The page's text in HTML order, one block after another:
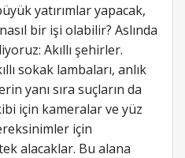
yatırımlar yapacak,
bir işi olabilir? Aslında
Akıllı şehirler.
sokak lambaları, anlık
yanı sıra suçların da
için kameralar ve yüz
için
alacaklar. Bu alana